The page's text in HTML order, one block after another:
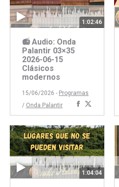
1:02:46
📻 Audio: Onda
Palantir 03×35
2026-06-15
Clásicos
modernos
15/06/2026 - Programas
/ Onda Palantir
Compartir
con
Facebook
con
Twitter
1:04:04